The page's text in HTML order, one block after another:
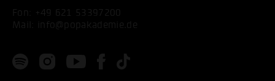
Fon:
+49 621 53397200
Mail:
info@popakademie.de